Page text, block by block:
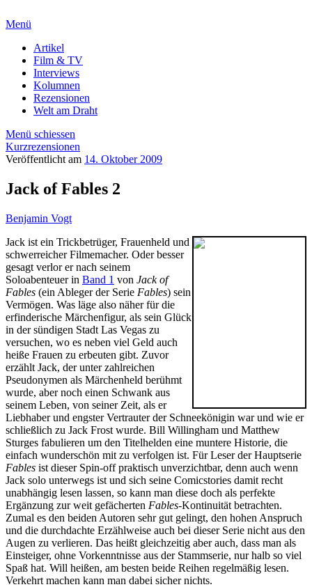
Menü
Artikel
Film & TV
Interviews
Kolumnen
Rezensionen
Welt am Draht
Menü schiessen
Kurzrezensionen
Veröffentlicht am 14. Oktober 2009
Jack of Fables 2
Benjamin Vogt
Jack ist ein Trickbetrüger, Frauenheld und
schwerreicher Filmemacher. Oderbesser
gesagt verlor er nach seinem
Soloabenteuer in Band 1 von Jack of
Fables (ein Ableger der Serie Fables) sein
Vermögen. Was läge also näher für die
erfinderische Märchenfigur, als sein Glück
in der sündigen Stadt Las Vegas zu
versuchen, wo es neben viel Geld auch
heiße Frauen zu erbeuten gibt. Zuvor
erzählt Jack, der unter zahlreichen
Pseudonymen als Märchenheld berühmt
wurde, aber noch einen Schwank aus
seinem Leben, von seiner Zeit, als er
Liebhaber und engster Vertrauter der Schneekönigin war und wie er
schließlich zu Jack Frost wurde. Bill Willingham und Matthew
Sturges fabulieren um den Titelhelden eine muntere Historie, die
einfach wunderschön mit zu verfolgen ist. Für Leser der Hauptserie
Fables ist dieser Spin-off praktisch unverzichtbar, denn auch wenn
Jack solo unterwegs ist und sich seine Comicstories damit recht
unabhängig lesen lassen, so kann man diese doch als perfekte
Ergänzung zur weit gefächerten Fables-Kontinuität betrachten.
Zumal es den beiden Autoren sehr gut gelingt, den hohen Anspruch
und die durchdachte Erzählweise auch bei dieser Serie nicht aus den
Augen zu verlieren. Das heißt gleichzeitig aber auch, dass man als
Einsteiger, ohne Vorkenntnisse aus der Stammserie, nur halb so viel
Spaß hat. Will heißen, am besten beide Reihen regelmäßig lesen.
Verkehrt machen kann man dabei sicher nichts.